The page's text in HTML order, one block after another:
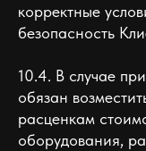
корректные
безопасность
10.4. В случае
обязан
расценкам
оборудования,